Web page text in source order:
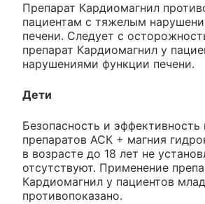
Препарат Кардиомагнил
пациентам с тяжелым
печени. Следует с
препарат Кардиомагнил у
нарушениями функции печени.
Дети
Безопасность и эффективность
препаратов АСК + магния
в возрасте до 18 лет не
отсутствуют. Применение
Кардиомагнил у пациентов
противопоказано.